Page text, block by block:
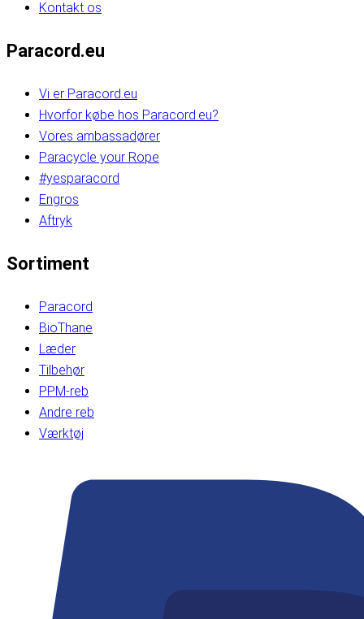
Kontakt os
Paracord.eu
Vi er Paracord.eu
Hvorfor købe hos Paracord.eu?
Vores ambassadører
Paracycle your Rope
#yesparacord
Engros
Aftryk
Sortiment
Paracord
BioThane
Læder
Tilbehør
PPM-reb
Andre reb
Værktøj